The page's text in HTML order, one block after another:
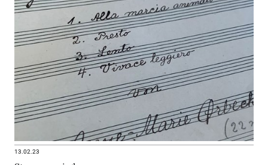
13.02.23